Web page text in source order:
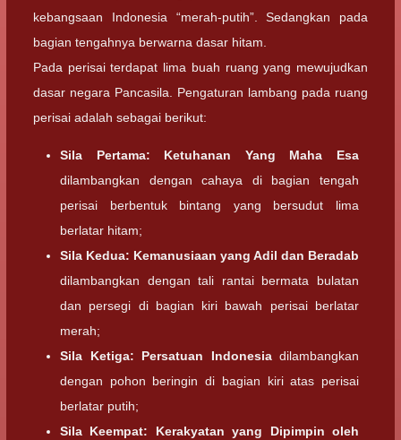
kebangsaan Indonesia “merah-putih”. Sedangkan pada
bagian tengahnya berwarna dasar hitam.
Pada perisai terdapat lima buah ruang yang mewujudkan
dasar negara Pancasila. Pengaturan lambang pada ruang
perisai adalah sebagai berikut:
Sila Pertama: Ketuhanan Yang Maha Esa
dilambangkan dengan cahaya di bagian tengah
perisai berbentuk bintang yang bersudut lima
berlatar hitam;
Sila Kedua: Kemanusiaan yang Adil dan Beradab
dilambangkan dengan tali rantai bermata bulatan
dan persegi di bagian kiri bawah perisai berlatar
merah;
Sila Ketiga: Persatuan Indonesiadilambangkan
dengan pohon beringin di bagian kiri atas perisai
berlatar putih;
Sila Keempat: Kerakyatan yang Dipimpin oleh